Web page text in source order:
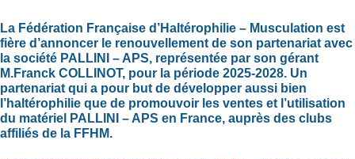
La Fédération Française d’Haltérophilie – Musculation est
fière d’annoncer le renouvellement de son partenariat avec
la société PALLINI – APS, représentée par son gérant
M.Franck COLLINOT, pour la période 2025-2028. Un
partenariat qui a pour but de développer aussi bien
l’haltérophilie que de promouvoir les ventes et l’utilisation
du matériel PALLINI – APS en France, auprès des clubs
affiliés de la FFHM.